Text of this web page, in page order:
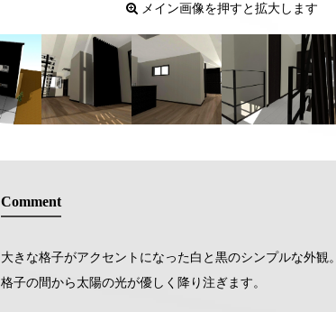
メイン画像を押すと拡大します
Comment
大きな格子がアクセントになった白と黒のシンプルな外観。
格子の間から太陽の光が優しく降り注ぎます。